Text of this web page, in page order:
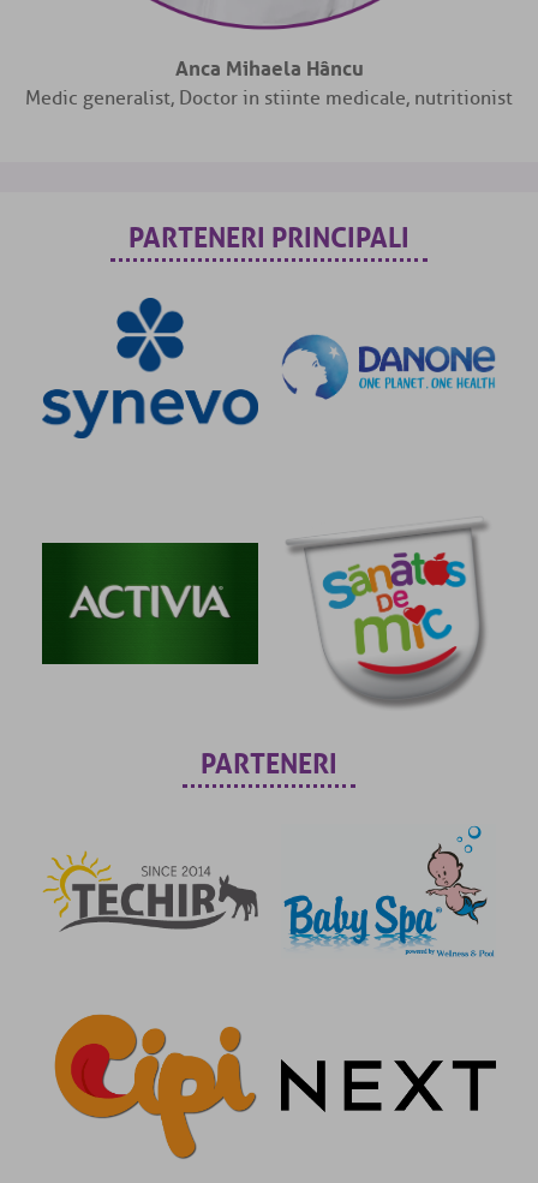
Anca Mihaela Hâncu
Medic generalist, Doctor in stiinte medicale, nutritionist
PARTENERI PRINCIPALI
PARTENERI